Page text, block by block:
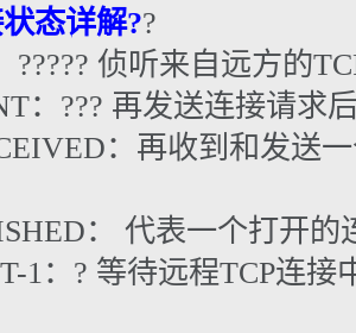
态详解??
????? 侦听来自远方的
：??? 再发送连接请求
：再收到和发送
： 代表一个打开的
1：? 等待远程TCP连